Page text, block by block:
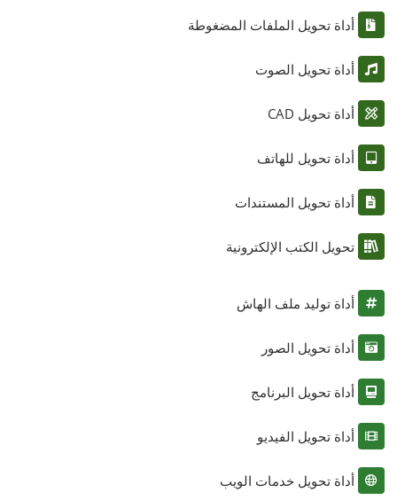
أداة تحويل الملفات المضغوطة
أداة تحويل الصوت
أداة تحويل CAD
أداة تحويل للهاتف
أداة تحويل المستندات
تحويل الكتب الإلكترونية
أداة توليد ملف الهاش
أداة تحويل الصور
أداة تحويل البرنامج
أداة تحويل الفيديو
أداة تحويل خدمات الويب